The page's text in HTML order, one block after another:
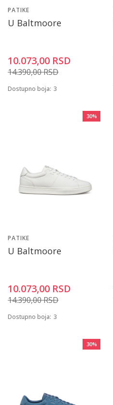
PATIKE
U Baltmoore
10.073,00 RSD
14.390,00RSD
Dostupno boja: 3
30%
PATIKE
U Baltmoore
10.073,00 RSD
14.390,00RSD
Dostupno boja: 3
30%